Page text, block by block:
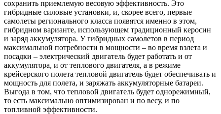
сохранить приемлемую весовую эффективность. Это
гибридные силовые установки, и, скорее всего, первые
самолеты регионального класса появятся именно в этом,
гибридном варианте, использующем традиционный керосин
и заряд аккумулятора. У гибридных самолетов в период
максимальной потребности в мощности – во время взлета и
посадки – электрический двигатель будет работать и от
аккумулятора, и от теплового двигателя, а в режиме
крейсерского полета тепловой двигатель будет обеспечивать и
мощность для полета, и заряжать аккумуляторные батареи.
Выгода в том, что тепловой двигатель будет однорежимный,
то есть максимально оптимизирован и по весу, и по
топливной эффективности.